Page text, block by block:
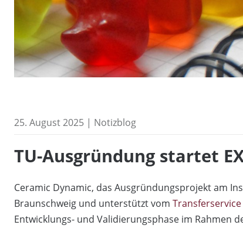
25. August 2025 | Notizblog
TU-Ausgründung startet
Ceramic Dynamic, das Ausgründungsprojekt am
Braunschweig und unterstützt vom
Entwicklungs- und Validierungsphase im Rahmen